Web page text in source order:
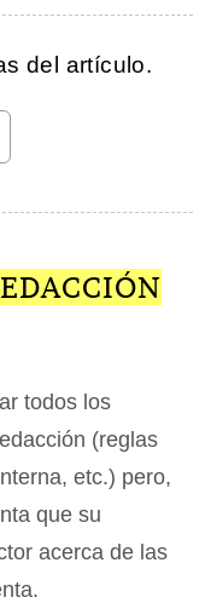
del artículo.
todos los
(reglas
etc.) pero,
que su
acerca de las